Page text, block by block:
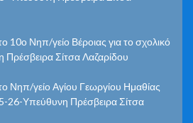
10ο Νηπ/γείο Βέροιας για το σχολικό
Σίτσα Λαζαρίδου
Νηπ/γείο Αγίου Γεωργίου Ημαθίας
26-Υπεύθυνη Πρέσβειρα Σίτσα